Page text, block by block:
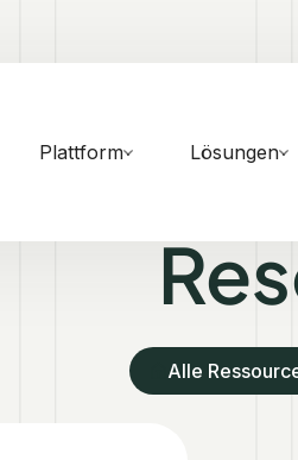
Plattform Lösungen
Alle